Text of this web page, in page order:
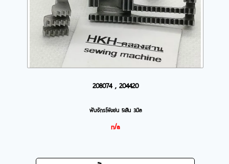
208074 , 204420
ฟันจักรโพ้งย่น 5เส้น 3มิล
n/a